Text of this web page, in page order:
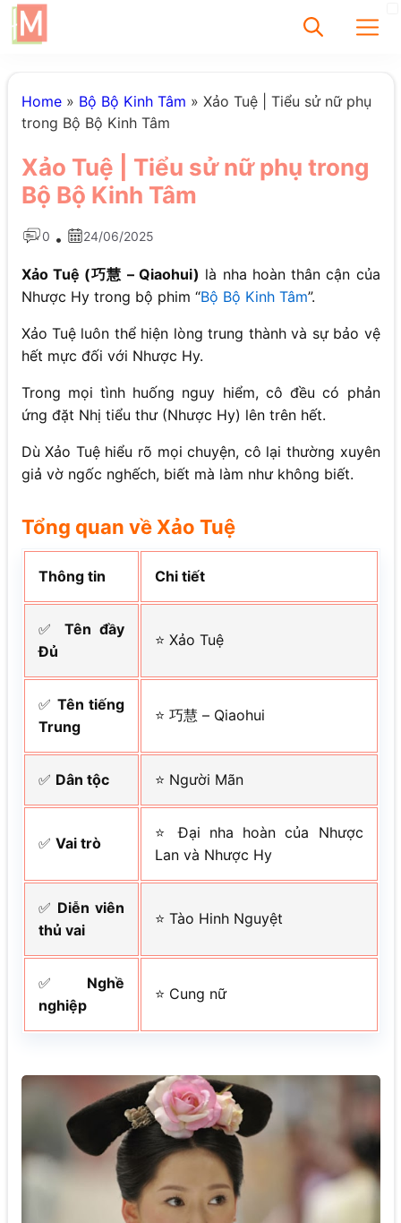
Home» Bộ Bộ Kinh Tâm » Xảo Tuệ | Tiểu sử nữ phụ
trong Bộ Bộ Kinh Tâm
Xảo Tuệ | Tiểu sử nữ phụ trong
Bộ Bộ Kinh Tâm
0 • 24/06/2025
Xảo Tuệ (巧慧 – Qiaohui) là nha hoàn thân cận của
Nhược Hy trong bộ phim “Bộ Bộ Kinh Tâm”.
Xảo Tuệ luôn thể hiện lòng trung thành và sự bảo vệ
hết mực đối với Nhược Hy.
Trong mọi tình huống nguy hiểm, cô đều có phản
ứng đặt Nhị tiểu thư (Nhược Hy) lên trên hết.
Dù Xảo Tuệ hiểu rõ mọi chuyện, cô lại thường xuyên
giả vờ ngốc nghếch, biết mà làm như không biết.
Tổng quan về Xảo Tuệ
Thông tin Chi tiết
✅ Tên đầy
Đủ
⭐ Xảo Tuệ
✅ Tên tiếng
Trung
⭐ 巧慧 – Qiaohui
✅ Dân tộc ⭐ Người Mãn
✅ Vai trò
⭐ Đại nha hoàn của Nhược
Lan và Nhược Hy
✅ Diễn viên
thủ vai
⭐ Tào Hinh Nguyệt
✅ Nghề
nghiệp
⭐ Cung nữ